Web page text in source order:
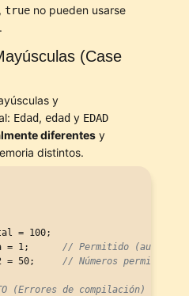
, true no pueden usarse
(Case
y
Edad, edad y EDAD
diferentes y
distintos.
= 100;
= 1; // Permitido (aunque
= 50; // Números
(Errores de compilación)